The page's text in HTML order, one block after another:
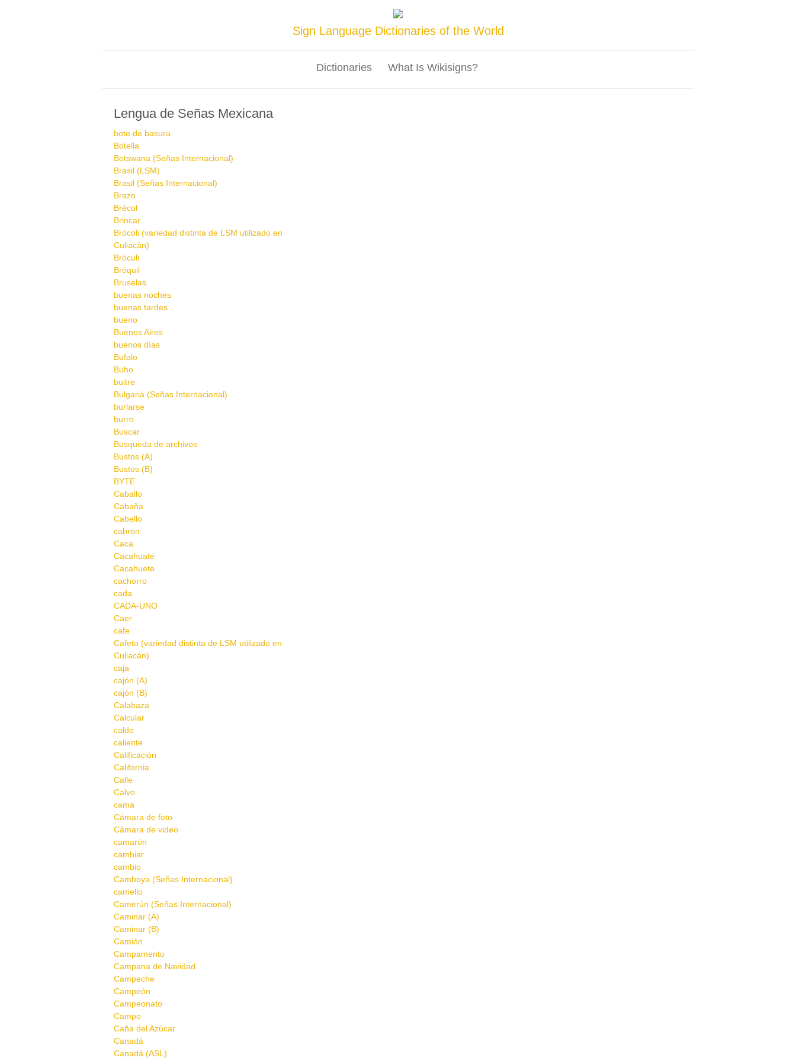
Sign Language Dictionaries of the World
Dictionaries What Is Wikisigns?
Lengua de Señas Mexicana
bote de basura
Botella
Botswana (Señas Internacional)
Brasil (LSM)
Brasil (Señas Internacional)
Brazo
Brécol
Brincar
Brócoli (variedad distinta de LSM utilizado en
Culiacán)
Bróculi
Bróquil
Bruselas
buenas noches
buenas tardes
bueno
Buenos Aires
buenos días
Bufalo
Buho
buitre
Bulgaria (Señas Internacional)
burlarse
burro
Buscar
Busqueda de archivos
Bustos (A)
Bustos (B)
BYTE
Caballo
Cabaña
Cabello
cabron
Caca
Cacahuate
Cacahuete
cachorro
cada
CADA-UNO
Caer
cafe
Cafeto (variedad distinta de LSM utilizado en
Culiacán)
caja
cajón (A)
cajón (B)
Calabaza
Calcular
caldo
caliente
Calificación
California
Calle
Calvo
cama
Cámara de foto
Cámara de video
camarón
cambiar
cambio
Camboya (Señas Internacional)
camello
Camerún (Señas Internacional)
Caminar (A)
Caminar (B)
Camión
Campamento
Campana de Navidad
Campeche
Campeón
Campeonato
Campo
Caña del Azúcar
Canadá
Canadá (ASL)